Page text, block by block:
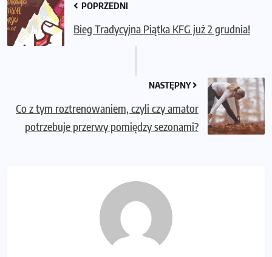
POPRZEDNI
Bieg Tradycyjna Piątka KFG już 2 grudnia!
NASTĘPNY
Co z tym roztrenowaniem, czyli czy amator
potrzebuje przerwy pomiędzy sezonami?